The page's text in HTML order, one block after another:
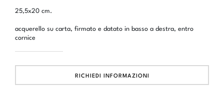
25,5x20 cm.
acquerello su carta, firmato e datato in basso a destra, entro
cornice
RICHIEDI INFORMAZIONI